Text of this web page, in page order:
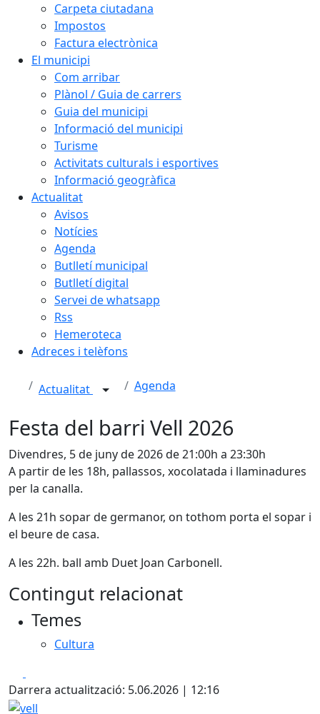
Carpeta ciutadana
Impostos
Factura electrònica
El municipi
Com arribar
Plànol / Guia de carrers
Guia del municipi
Informació del municipi
Turisme
Activitats culturals i esportives
Informació geogràfica
Actualitat
Avisos
Notícies
Agenda
Butlletí municipal
Butlletí digital
Servei de whatsapp
Rss
Hemeroteca
Adreces i telèfons
Actualitat Agenda
Festa del barri Vell 2026
Divendres, 5 de juny de 2026 de 21:00h a 23:30h
A partir de les 18h, pallassos, xocolatada i llaminadures
per la canalla.
A les 21h sopar de germanor, on tothom porta el sopar i
el beure de casa.
A les 22h. ball amb Duet Joan Carbonell.
Contingut relacionat
Temes
Cultura
Darrera actualització: 5.06.2026 | 12:16
vell